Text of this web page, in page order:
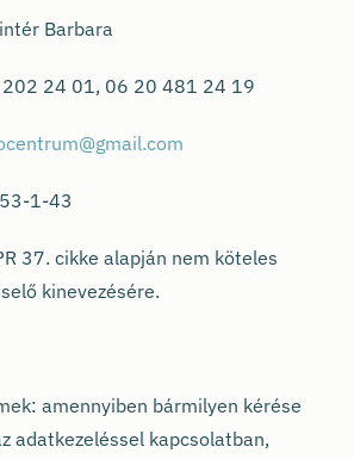
Barbara
202 24 01, 06 20 481 24 19
1-43
37. cikke alapján nem köteles
kinevezésére.
amennyiben bármilyen kérése
adatkezeléssel kapcsolatban,